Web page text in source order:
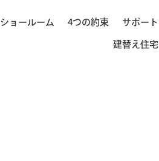
ショールーム 4つの約束 サポート
建替え住宅